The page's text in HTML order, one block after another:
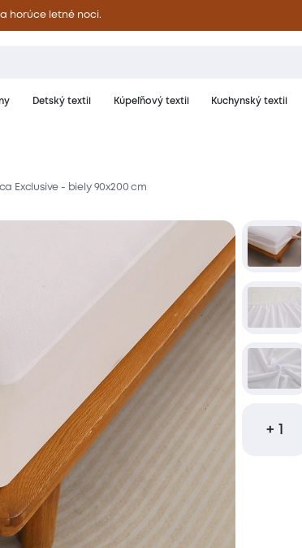
horúce letné noci.
Detský textil Kúpeľňový textil Kuchynský textil
Materiál a starostlivosť
Exclusive - biely 90x200 cm
+ 1